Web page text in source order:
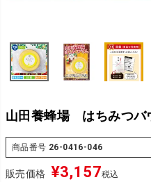
山田養蜂場 はちみつバ
商品番号 26-0416-046
販売価格 ¥3,157税込